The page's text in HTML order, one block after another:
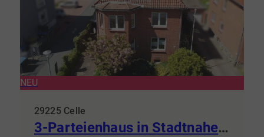
NEU
29225 Celle
3-Parteienhaus in Stadtnaher-Lage